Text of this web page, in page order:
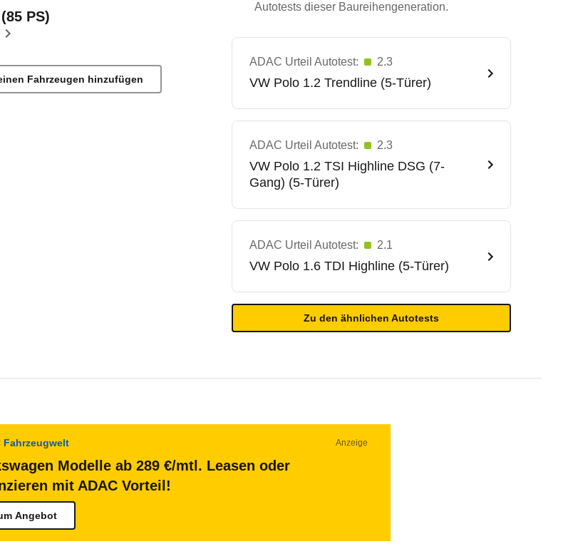
PS)
Fahrzeugen hinzufügen
Autotests dieser Baureihengeneration.
ADAC Urteil Autotest: 2.3
VW Polo 1.2 Trendline (5-Türer)
ADAC Urteil Autotest: 2.3
VW Polo 1.2 TSI Highline DSG (7-
Gang) (5-Türer)
ADAC Urteil Autotest: 2.1
VW Polo 1.6 TDI Highline (5-Türer)
Zu den ähnlichen Autotests
Fahrzeugwelt Anzeige
Modelle ab 289 €/mtl. Leasen oder
mit ADAC Vorteil!
Angebot